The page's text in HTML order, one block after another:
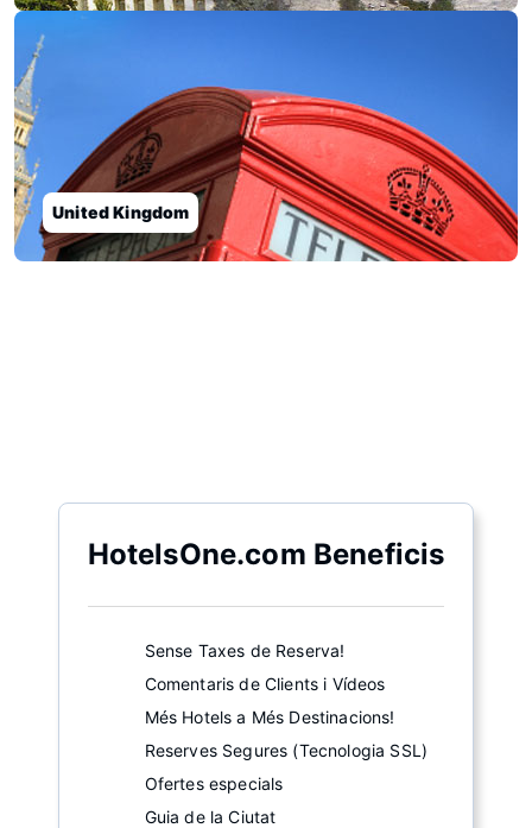
United Kingdom
HotelsOne.com Beneficis
Sense Taxes de Reserva!
Comentaris de Clients i Vídeos
Més Hotels a Més Destinacions!
Reserves Segures (Tecnologia SSL)
Ofertes especials
Guia de la Ciutat